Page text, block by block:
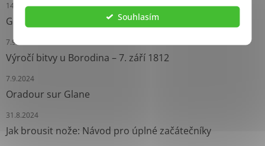
Souhlasím
14.9.2024
Grease Gun: Ikonický Samopal Druhé světové války
7.9.2024
Výročí bitvy u Borodina – 7. září 1812
7.9.2024
Oradour sur Glane
31.8.2024
Jak brousit nože: Návod pro úplné začátečníky